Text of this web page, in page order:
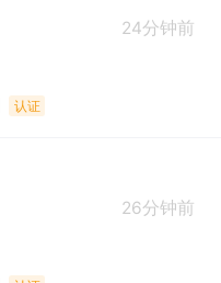
24分钟前
认证
26分钟前